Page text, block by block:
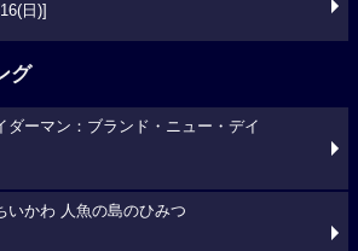
日)]
グ
ーマン：ブランド・ニュー・デイ
かわ 人魚の島のひみつ